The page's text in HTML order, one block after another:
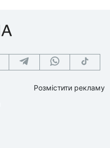
Розмістити рекламу